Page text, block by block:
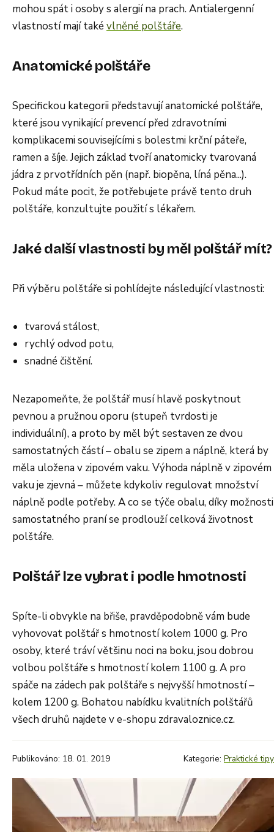
mohou spát i osoby s alergií na prach. Antialergenní
vlastností mají také vlněné polštáře.
Anatomické polštáře
Specifickou kategorii představují anatomické polštáře,
které jsou vynikající prevencí před zdravotními
komplikacemi souvisejícími s bolestmi krční páteře,
ramen a šíje. Jejich základ tvoří anatomicky tvarovaná
jádra z prvotřídních pěn (např. biopěna, líná pěna...).
Pokud máte pocit, že potřebujete právě tento druh
polštáře, konzultujte použití s lékařem.
Jaké další vlastnosti by měl polštář mít?
Při výběru polštáře si pohlídejte následující vlastnosti:
tvarová stálost,
rychlý odvod potu,
snadné čištění.
Nezapomeňte, že polštář musí hlavě poskytnout
pevnou a pružnou oporu (stupeň tvrdosti je
individuální), a proto by měl být sestaven ze dvou
samostatných částí – obalu se zipem a náplně, která by
měla uložena v zipovém vaku. Výhoda náplně v zipovém
vaku je zjevná – můžete kdykoliv regulovat množství
náplně podle potřeby. A co se týče obalu, díky možnosti
samostatného praní se prodlouží celková životnost
polštáře.
Polštář lze vybrat i podle hmotnosti
Spíte-li obvykle na břiše, pravděpodobně vám bude
vyhovovat polštář s hmotností kolem 1000 g. Pro
osoby, které tráví většinu noci na boku, jsou dobrou
volbou polštáře s hmotností kolem 1100 g. A pro
spáče na zádech pak polštáře s nejvyšší hmotností –
kolem 1200 g. Bohatou nabídku kvalitních polštářů
všech druhů najdete v e-shopu zdravaloznice.cz.
Publikováno: 18. 01. 2019 Kategorie: Praktické tipy